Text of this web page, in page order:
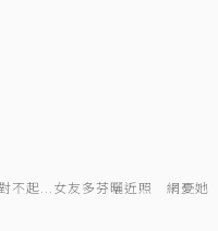
不起...女友多芬曬近照 網憂她